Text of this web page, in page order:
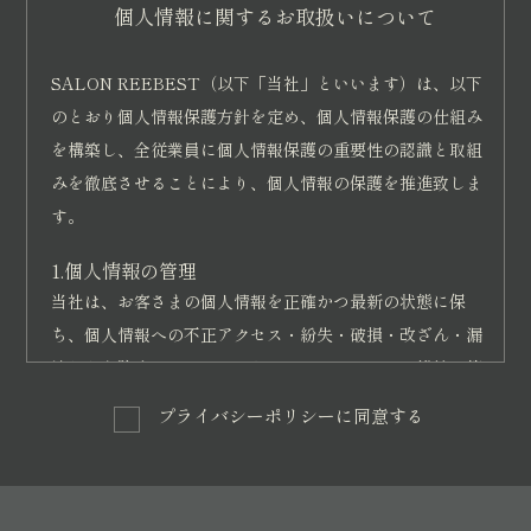
指定する銀行口座へお振り込み下さい。（振込手数
振込先の銀行口座は、受講の申込みの後にメール等
の方法によりお知らせ致します。
クレジットカード決済は、当教室がクレジットカー
ド決済を導入している講座に限りクレジットカード
第6条（講座開催日前の解約）
情報という商品の特性上、返品・返金はお受けしておりま
第7条（講座開講日以降の解約）
個人情報に関するお取扱いについて
SALON REEBEST（以下「当社」といいます）は、以下
のとおり個人情報保護方針を定め、個人情報保護の仕組み
を構築し、全従業員に個人情報保護の重要性の認識と取組
みを徹底させることにより、個人情報の保護を推進致しま
す。
1.個人情報の管理
当社は、お客さまの個人情報を正確かつ最新の状態に保
ち、個人情報への不正アクセス・紛失・破損・改ざん・漏
洩などを防止するため、セキュリティシステムの維持・管
理体制の整備・社員教育の徹底等の必要な措置を講じ、安
全対策を実施し個人情報の厳重な管理を行ないます。
2.個人情報の利用目的
プライバシーポリシーに同意する